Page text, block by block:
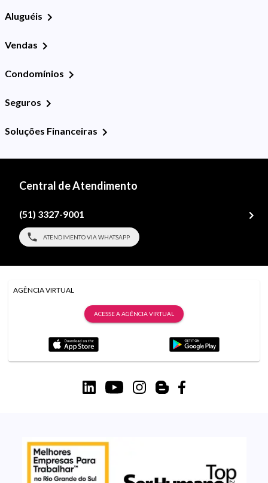
Aluguéis
Vendas
Condomínios
Seguros
Soluções Financeiras
Central de Atendimento
(51) 3327-9001
ATENDIMENTO VIA WHATSAPP
AGÊNCIA VIRTUAL
ACESSE A AGÊNCIA VIRTUAL